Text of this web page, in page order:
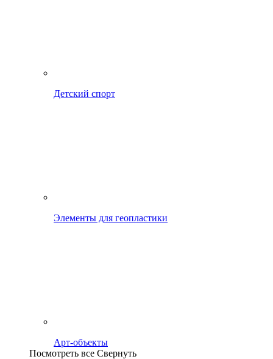
Детский спорт
Элементы для геопластики
Арт-объекты
Посмотреть все Свернуть